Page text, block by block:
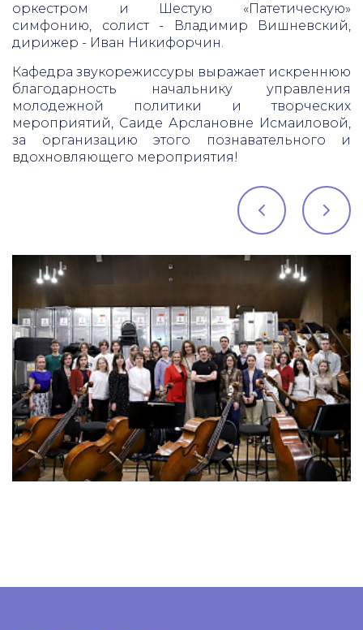
оркестром и Шестую «Патетическую»
симфонию, солист - Владимир Вишневский,
дирижер - Иван Никифорчин.
Кафедра звукорежиссуры выражает искреннюю
благодарность начальнику управления
молодежной политики и творческих
мероприятий, Саиде Арслановне Исмаиловой,
за организацию этого познавательного и
вдохновляющего мероприятия!